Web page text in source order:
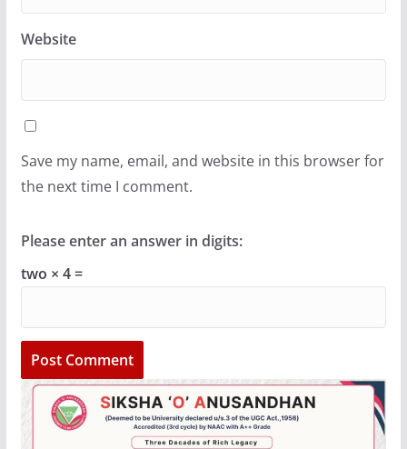
Website
Save my name, email, and website in this browser for
the next time I comment.
Please enter an answer in digits:
two × 4 =